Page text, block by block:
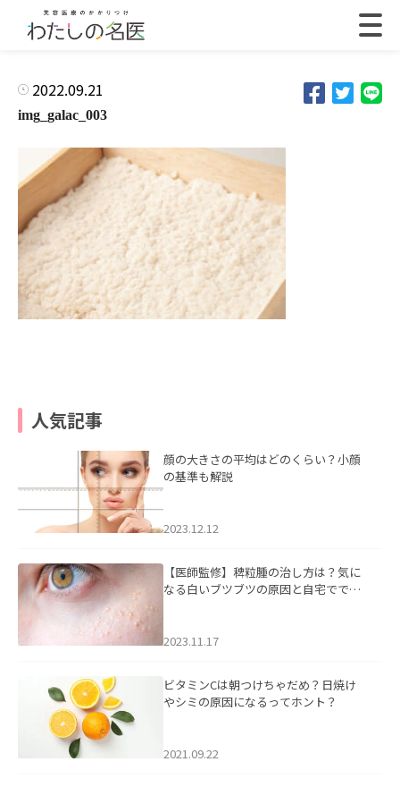
2022.09.21
img_galac_003
人気記事
顔の大きさの平均はどのくらい？小顔
の基準も解説
2023.12.12
【医師監修】稗粒腫の治し方は？気に
なる白いブツブツの原因と自宅ででき
2023.11.17
ビタミンCは朝つけちゃだめ？日焼け
やシミの原因になるってホント？
2021.09.22